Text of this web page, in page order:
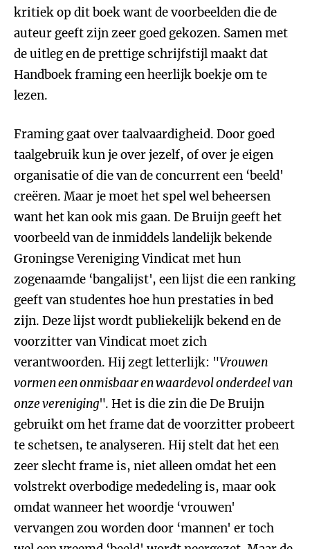
kritiek op dit boek want de voorbeelden die de
auteur geeft zijn zeer goed gekozen. Samen met
de uitleg en de prettige schrijfstijl maakt dat
Handboek framing een heerlijk boekje om te
lezen.
Framing gaat over taalvaardigheid. Door goed
taalgebruik kun je over jezelf, of over je eigen
organisatie of die van de concurrent een ‘beeld'
creëren. Maar je moet het spel wel beheersen
want het kan ook mis gaan. De Bruijn geeft het
voorbeeld van de inmiddels landelijk bekende
Groningse Vereniging Vindicat met hun
zogenaamde ‘bangalijst', een lijst die een ranking
geeft van studentes hoe hun prestaties in bed
zijn. Deze lijst wordt publiekelijk bekend en de
voorzitter van Vindicat moet zich
verantwoorden. Hij zegt letterlijk: "Vrouwen
vormen een onmisbaar en waardevol onderdeel van
onze vereniging". Het is die zin die De Bruijn
gebruikt om het frame dat de voorzitter probeert
te schetsen, te analyseren. Hij stelt dat het een
zeer slecht frame is, niet alleen omdat het een
volstrekt overbodige mededeling is, maar ook
omdat wanneer het woordje ‘vrouwen'
vervangen zou worden door ‘mannen' er toch